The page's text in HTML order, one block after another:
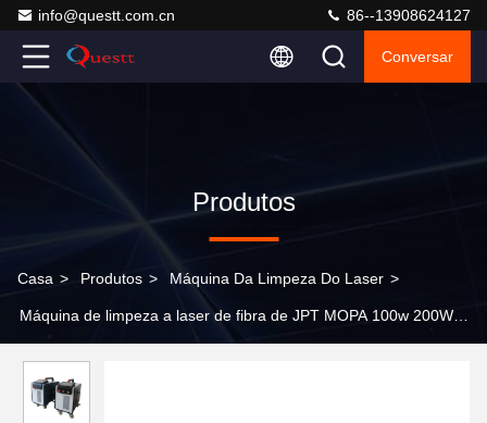
info@questt.com.cn 86--13908624127
Conversar
Produtos
Casa > Produtos > Máquina Da Limpeza Do Laser >
Máquina de limpeza a laser de fibra de JPT MOPA 100w 200W
MOPA